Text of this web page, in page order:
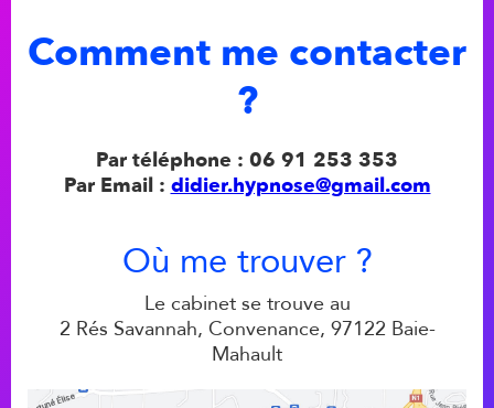
Comment me contacter
?
Par téléphone : 06 91 253 353
Par Email :didier.hypnose@gmail.com
Où me trouver ?
Le cabinet se trouve au
2 Rés Savannah, Convenance, 97122 Baie-
Mahault